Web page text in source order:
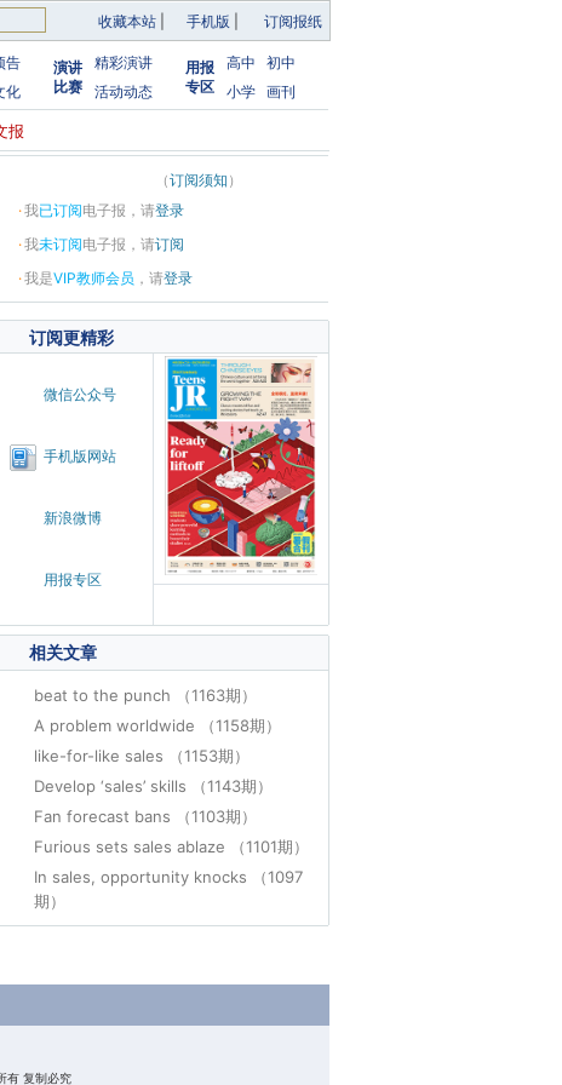
收藏本站 手机版 订阅报纸
告
化
演讲
比赛
精彩演讲
活动动态
用报
专区
高中
初中
小学 画刊
报
（订阅须知 ）
·我已订阅电子报，请登录
·我未订阅电子报，请订阅
·我是VIP教师会员 ，请登录
订阅更精彩
微信公众号
手机版网站
新浪微博
用报专区
相关文章
beat to the punch （1163期）
A problem worldwide （1158期）
like-for-like sales （1153期）
Develop ‘sales’ skills （1143期）
Fan forecast bans （1103期）
Furious sets sales ablaze （1101期）
In sales, opportunity knocks （1097
期）
有 复制必究